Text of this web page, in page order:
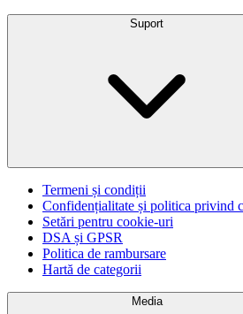
Suport
Termeni și condiții
Confidențialitate și politica privind
Setări pentru cookie-uri
DSA și GPSR
Politica de rambursare
Hartă de categorii
Media